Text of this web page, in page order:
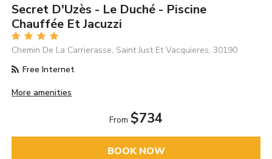
Secret D'Uzès - Le Duché - Piscine
Chauffée Et Jacuzzi
Chemin De La Carrierasse, Saint Just Et Vacquieres, 30190
Free Internet
More amenities
From $734
BOOK NOW